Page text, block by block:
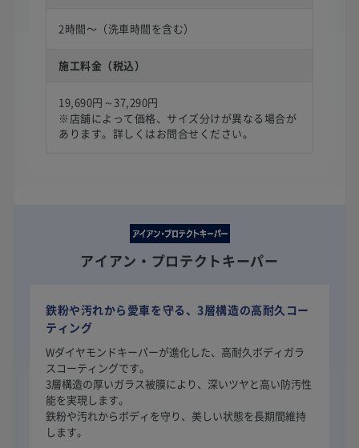
2時間〜（洗車時間を含む）
施工料金（税込）
19,690円～37,290円
※店舗によって価格、サイズ分けが異なる場合が
あります。詳しくはお問合せください。
アイアン・プロテクトキーパー
鉄粉や汚れから愛車を守る、3層構造の高耐久コー
ティング
Wダイヤモンドキーパーが進化した、高耐久ボディガラ
スコーティングです。
3層構造の厚いガラス被膜により、深いツヤと高い防汚性
能を実現します。
鉄粉や汚れからボディを守り、美しい状態を長期間維持
します。